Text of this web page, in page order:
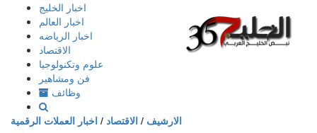
إذهب
المحتوى
اخبار الخليج
اخبار العالم
اخبار الرياضه
الاقتصاد
علوم وتكنولوجيا
فن ومشاهير
وظائف
الارشيف / الاقتصاد / اخبار العملات الرقمية